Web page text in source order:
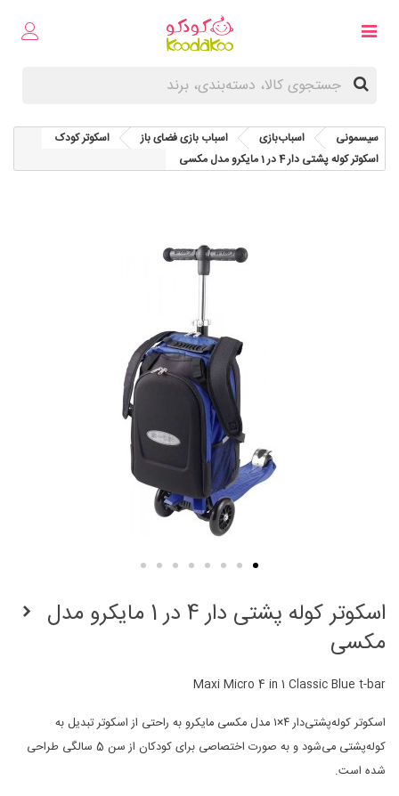
سیسمونی اسباب‌بازی اسباب بازی فضای باز
اسکوتر کودک
اسکوتر کوله پشتی دار 4 در 1 مایکرو مدل مکسی
اسکوتر کوله پشتی دار 4 در 1 مایکرو مدل
مکسی
Maxi Micro 4 in 1 Classic Blue t-bar
اسکوتر کوله‌پشتی‌دار ۴×۱ مدل مکسی مایکرو به راحتی از اسکوتر تبدیل به
کوله‌پشتی می‌شود و به صورت اختصاصی برای کودکان از سن 5 سالگی طراحی
شده‌ است.